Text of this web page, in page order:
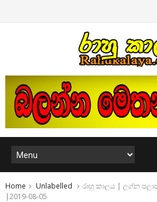
Home Unlabelled
රාහු කාලය | ලග්න
|2019-08-05